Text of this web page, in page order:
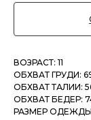
ВОЗРАСТ: 11
ОБХВАТ ГРУДИ:
ОБХВАТ ТАЛИИ:
ОБХВАТ БЕДЕР:
РАЗМЕР